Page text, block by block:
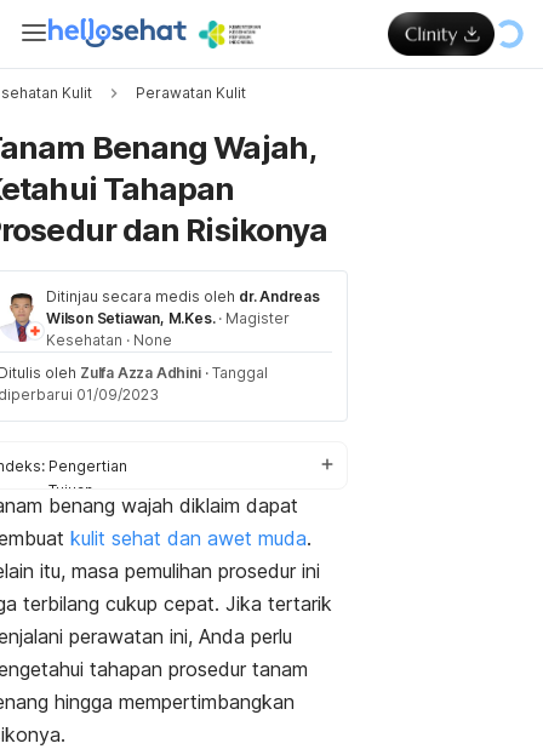
Kulit Perawatan Kulit
Benang Wajah,
Tahapan
dan Risikonya
Ditinjau secara medis oleh dr. Andreas
Wilson Setiawan, M.Kes. · Magister
Kesehatan · None
oleh Zulfa Azza Adhini · Tanggal
01/09/2023
Pengertian
Tujuan
Prosedur
Efek samping
benang wajah diklaim dapat
kulit sehat dan awet muda.
itu, masa pemulihan prosedur ini
terbilang cukup cepat. Jika tertarik
perawatan ini, Anda perlu
tahapan prosedur tanam
hingga mempertimbangkan